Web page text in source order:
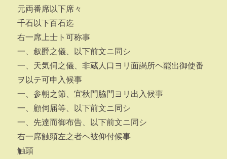
元両番席以下席々
千石以下百石迄
右一席上士ト可称事
一、叙爵之儀、以下前文ニ同シ
一、天気伺之儀、非蔵人口ヨリ面謁所ヘ罷出御使番
ヲ以テ可申入候事
一、参朝之節、宜秋門脇門ヨリ出入候事
一、顧伺届等、以下前文ニ同シ
一、先達而御布告、以下前文ニ同シ
右一席触頭左之者ヘ被仰付候事
触頭